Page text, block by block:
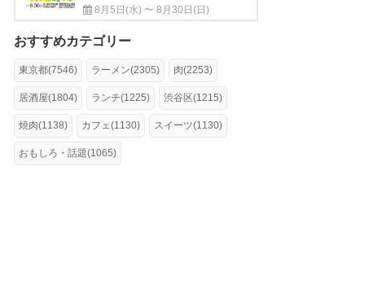
8月5日(水) 〜 8月30日(日)
おすすめカテゴリー
東京都(7546) ラーメン(2305) 肉(2253)
居酒屋(1804) ランチ(1225) 渋谷区(1215)
焼肉(1138) カフェ(1130) スイーツ(1130)
おもしろ・話題(1065)